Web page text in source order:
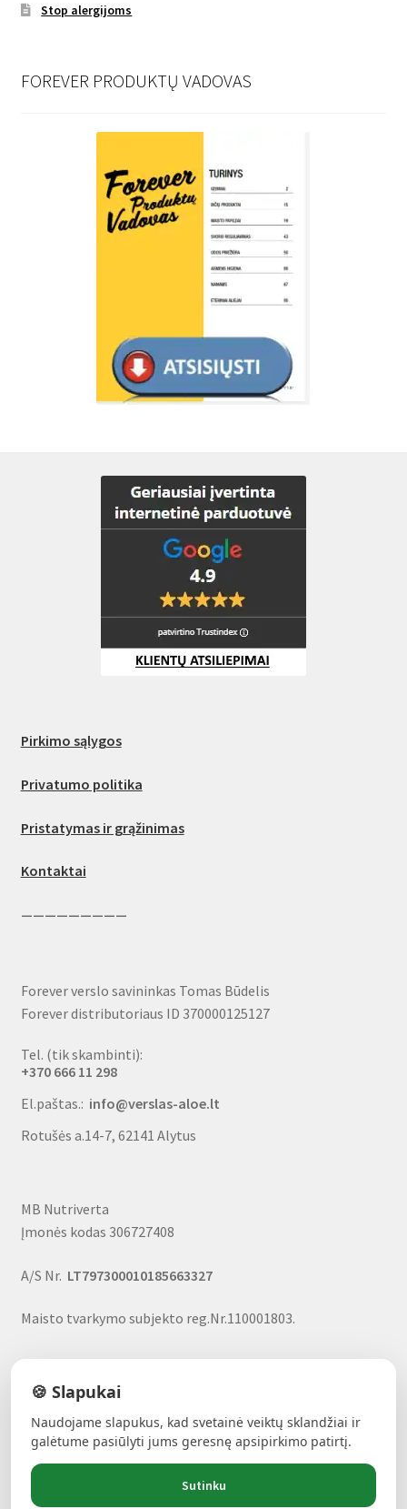
Stop alergijoms
FOREVER PRODUKTŲ VADOVAS
Pirkimo sąlygos
Privatumo politika
Pristatymas ir grąžinimas
Kontaktai
—————————
Forever verslo savininkas Tomas Būdelis
Forever distributoriaus ID 370000125127
Tel. (tik skambinti):
+370 666 11 298
El.paštas.: info@verslas-aloe.lt
Rotušės a.14-7, 62141 Alytus
MB Nutriverta
Įmonės kodas 306727408
A/S Nr. LT797300010185663327
Maisto tvarkymo subjekto reg.Nr.110001803.
ALAVIJŲ GALIA!- Forever produktai, nuolaidos, uždarbio
galimybė
🍪 Slapukai
Naudojame slapukus, kad svetainė veiktų sklandžiai ir
galėtume pasiūlyti jums geresnę apsipirkimo patirtį.
Sutinku